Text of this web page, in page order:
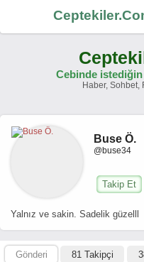
Sohbet Odaları
Hakkımızda
Cebinde
Haber, Sohbet,
Buse Ö.
@buse34
Takip Et
Yalnız ve sakin. Sadelik güzelll
Gönderi 81 Takipçi